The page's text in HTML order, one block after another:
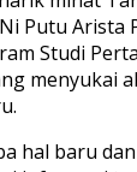
Putu Arista
Studi
menyukai
hal baru